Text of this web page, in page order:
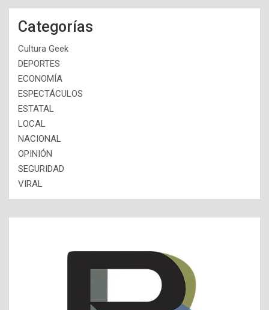
Categorías
Cultura Geek
DEPORTES
ECONOMÍA
ESPECTÁCULOS
ESTATAL
LOCAL
NACIONAL
OPINIÓN
SEGURIDAD
VIRAL